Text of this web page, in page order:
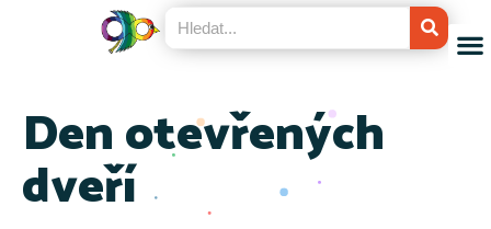
Den otevřených
dveří